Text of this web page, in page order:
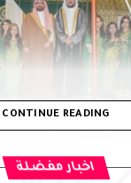
CONTINUE READING
اخبار مفضلة